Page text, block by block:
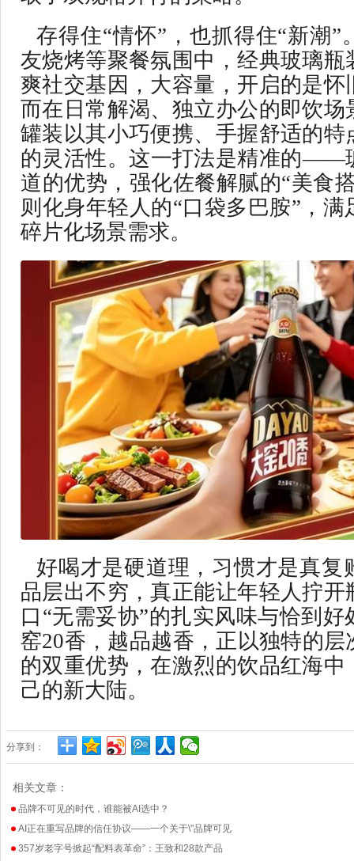
存得住“情怀”，也抓得住“新潮”
友烧烤等聚餐氛围中，经典玻璃瓶
爽社交基因，大容量，开启的是怀
而在日常解渴、独立办公的即饮场
罐装以其小巧便携、手握舒适的特
的灵活性。这一打法是精准的——
道的优势，强化佐餐解腻的“美食
则化身年轻人的“口袋多巴胺”，
碎片化场景需求。
好喝才是硬道理，习惯才是真复
品层出不穷，真正能让年轻人拧开
口“无需妥协”的扎实风味与恰到
窑20香，越品越香，正以独特的
的双重优势，在激烈的饮品红海中
己的新大陆。
分享到：
相关文章：
品牌不可见的时代，谁能被AI选中？
AI正在重写品牌的信任协议——一个关于\"品牌可见
357岁老字号掀起“配料表革命”：王致和28款产品